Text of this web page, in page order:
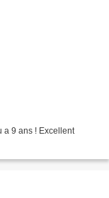
a 9 ans ! Excellent